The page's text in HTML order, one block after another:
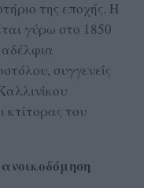
της εποχής. Η
γύρω στο 1850
συγγενείς
κτίτορας του